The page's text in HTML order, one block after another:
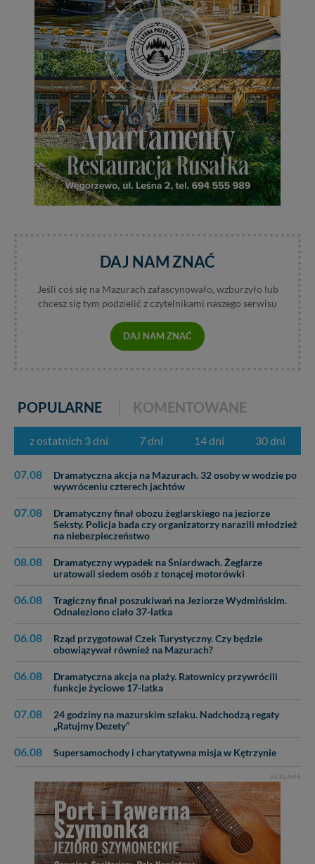
DAJ NAM ZNAĆ
Jeśli coś się na Mazurach zafascynowało, wzburzyło lub
chcesz się tym podzielić z czytelnikami naszego serwisu
DAJ NAM ZNAĆ
POPULARNE KOMENTOWANE
z ostatnich 3 dni 7 dni 14 dni 30 dni
07.08
Dramatyczna akcja na Mazurach. 32 osoby w wodzie po
wywróceniu czterech jachtów
07.08
Dramatyczny finał obozu żeglarskiego na jeziorze
Seksty. Policja bada czy organizatorzy narazili młodzież
na niebezpieczeństwo
08.08
Dramatyczny wypadek na Śniardwach. Żeglarze
uratowali siedem osób z tonącej motorówki
06.08
Tragiczny finał poszukiwań na Jeziorze Wydmińskim.
Odnaleziono ciało 37-latka
06.08
Rząd przygotował Czek Turystyczny. Czy będzie
obowiązywał również na Mazurach?
06.08
Dramatyczna akcja na plaży. Ratownicy przywrócili
funkcje życiowe 17-latka
07.08
24 godziny na mazurskim szlaku. Nadchodzą regaty
„Ratujmy Dezety”
06.08 Supersamochody i charytatywna misja w Kętrzynie
REKLAMA
serwisu wRegulaminie Serwisu.
Administratorem Twoich danych jest: Agencja
Reklamowa Kreacja Monika Borkowska, z siedzibą ul.
Wiejska 17, 11-500 Giżycko. Możesz z nami
skontaktować się za pośrednictwem tejstrony.
W każdej chwili możesz: zażądać dostępu do swoich
danych, zażądać ich poprawienia lub usunięcia,
zabronić ich przetwarzania. Pamiętaj jednak, że nie
zawsze jest możliwe techniczne zrealizowanie Twoich
praw w odniesieniu do informacji zawartych w plikach
cookies. Twoja przeglądarka umożliwia Ci skasowanie
tych plików - w pewnych przypadkach nie możemy tego
zrobić za Ciebie.
nowo...